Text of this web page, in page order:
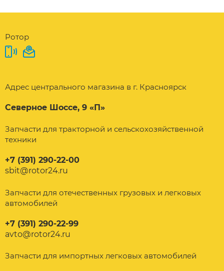
Ротор
Адрес центрального магазина в г. Красноярск
Северное Шоссе, 9 «П»
Запчасти для тракторной и сельскохозяйственной
техники
+7 (391) 290-22-00
sbit@rotor24.ru
Запчасти для отечественных грузовых и легковых
автомобилей
+7 (391) 290-22-99
avto@rotor24.ru
Запчасти для импортных легковых автомобилей